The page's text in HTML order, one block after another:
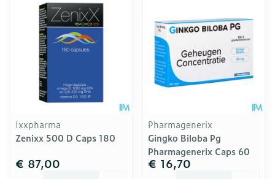
Ixxpharma
Zenixx 500 D Caps 180
€ 87,00
Pharmagenerix
Gingko Biloba Pg
Pharmagenerix Caps 60
€ 16,70